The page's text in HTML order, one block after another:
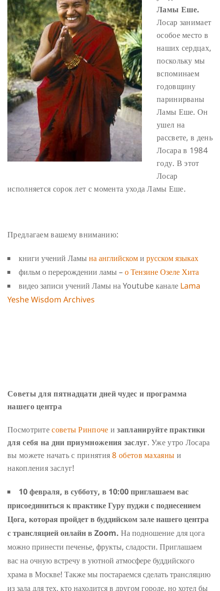
Ламы Еше.
Лосар занимает
особое место в
наших сердцах,
поскольку мы
вспоминаем
годовщину
паринирваны
Ламы Еше. Он
ушел на
рассвете, в день
Лосара в 1984
году. В этот
Лосар
исполняется сорок лет с момента ухода Ламы Еше.
Предлагаем вашему вниманию:
книги учений Ламы на английскоми русском языках
фильм о перерождении ламы –о Тензине Озеле Хита
видео записи учений Ламы на Youtube канале Lama
Yeshe Wisdom Archives
Советы для пятнадцати дней чудес и программа
нашего центра
Посмотритесоветы Ринпоче изапланируйте практики
для себя на дни приумножения заслуг. Уже утро Лосара
вы можете начать с принятия8 обетов махаяны и
накопления заслуг!
10 февраля, в субботу, в 10:00приглашаем вас
присоединиться к практике Гуру пуджи с поднесением
Цога, которая пройдет в буддийском зале нашего центра
с трансляцией онлайн в Zoom. На подношение для цога
можно принести печенье, фрукты, сладости. Приглашаем
вас на очную встречу в уютной атмосфере буддийского
храма в Москве! Также мы постараемся сделать трансляцию
из зала для тех, кто находится в другом городе, но хотел бы